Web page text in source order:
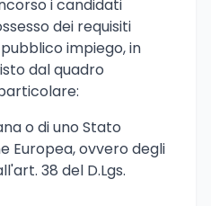
i candidati
dei requisiti
impiego, in
dal quadro
o di uno Stato
Europea, ovvero degli
38 del D.Lgs.